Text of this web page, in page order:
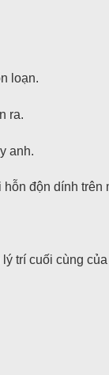
loạn.
ra.
anh.
độn dính
trí cuối cùng